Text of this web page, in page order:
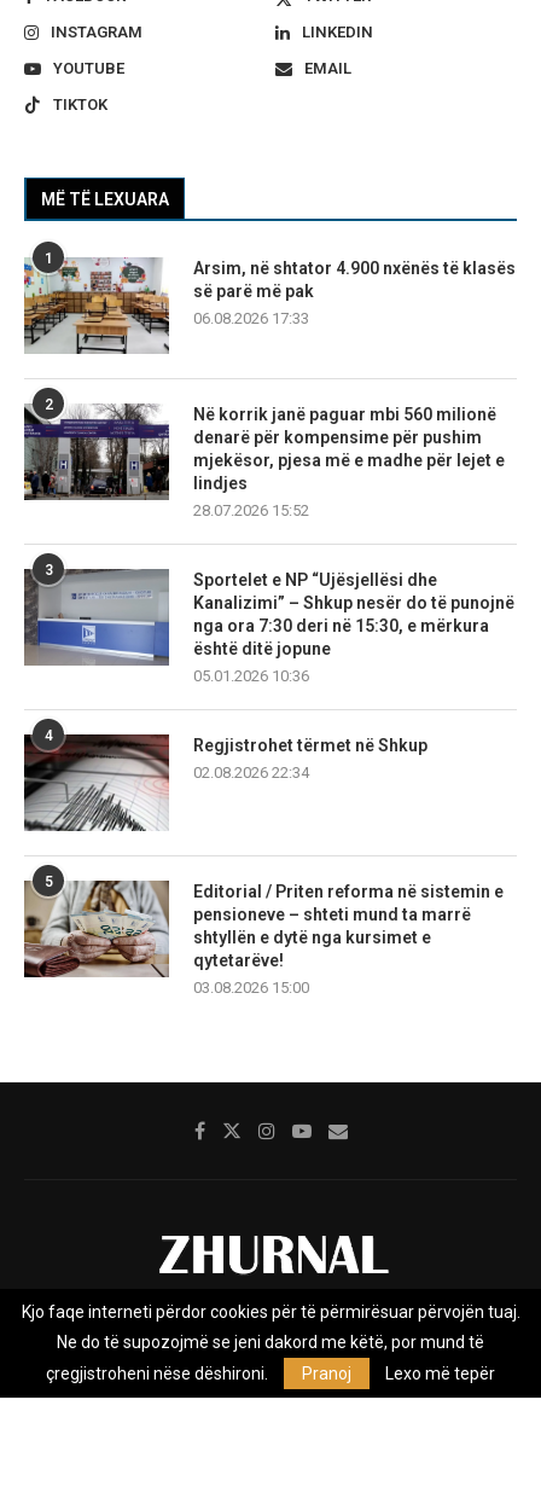
INSTAGRAM
LINKEDIN
YOUTUBE
EMAIL
TIKTOK
MË TË LEXUARA
1
Arsim, në shtator 4.900 nxënës të klasës
së parë më pak
06.08.2026 17:33
2
Në korrik janë paguar mbi 560 milionë
denarë për kompensime për pushim
mjekësor, pjesa më e madhe për lejet e
lindjes
28.07.2026 15:52
3
Sportelet e NP “Ujësjellësi dhe
Kanalizimi” – Shkup nesër do të punojnë
nga ora 7:30 deri në 15:30, e mërkura
është ditë jopune
05.01.2026 10:36
4
Regjistrohet tërmet në Shkup
02.08.2026 22:34
5
Editorial / Priten reforma në sistemin e
pensioneve – shteti mund ta marrë
shtyllën e dytë nga kursimet e
qytetarëve!
03.08.2026 15:00
Rreth nesh Impresumi Marketing
Privacy Policy
Zhurnal.mk është Agjenci e Lajmeve e pavarur, e themeluar në vitin
Kjo faqe interneti përdor cookies për të përmirësuar përvojën tuaj.
Ne do të supozojmë se jeni dakord me këtë, por mund të
çregjistroheni nëse dëshironi.
Pranoj Lexo më tepër